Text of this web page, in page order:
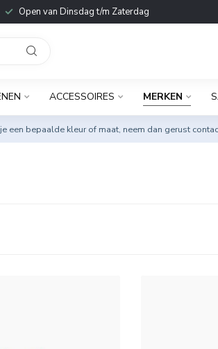
Open van Dinsdag t/m Zaterdag
ACCESSOIRES MERKEN
een bepaalde kleur of maat, neem dan gerust